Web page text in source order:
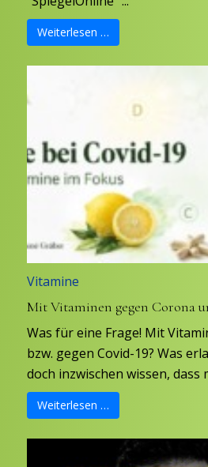
Weiterlesen …
Vitamine
Mit Vitaminen gegen Corona
Was für eine Frage! Mit
bzw. gegen Covid-19? Was
doch inzwischen wissen, dass
Weiterlesen …